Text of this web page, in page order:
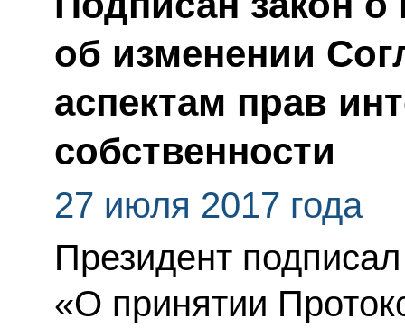
об изменении
аспектам прав
собственности
27 июля 2017 года
Президент
«О принятии